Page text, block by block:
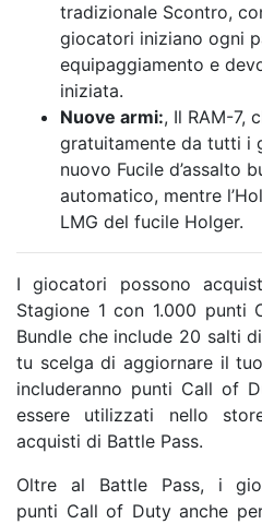
tradizionale Scontro,
giocatori iniziano ogni
equipaggiamento e
iniziata.
Nuove armi:, Il RAM-7,
gratuitamente da tutti i
nuovo Fucile d’assalto
automatico, mentre
LMG del fucile Holger.
I giocatori possono
Stagione 1 con 1.000 punti
Bundle che include 20 salti
tu scelga di aggiornare il
includeranno punti Call of
essere utilizzati nello
acquisti di Battle Pass.
Oltre al Battle Pass, i
punti Call of Duty anche